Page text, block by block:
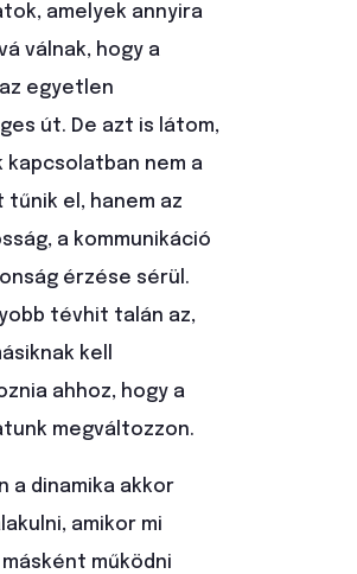
amelyek annyira
válnak, hogy a
egyetlen
út. De azt is látom,
kapcsolatban nem a
el, hanem az
a kommunikáció
érzése sérül.
tévhit talán az,
kell
ahhoz, hogy a
megváltozzon.
a dinamika akkor
amikor mi
működni